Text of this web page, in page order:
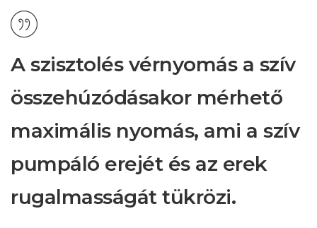
A szisztolés vérnyomás a szív
összehúzódásakor mérhető
maximális nyomás, ami a szív
pumpáló erejét és az erek
rugalmasságát tükrözi.